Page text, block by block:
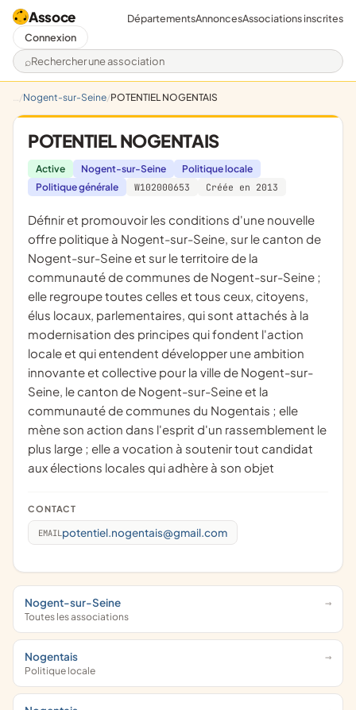
Assoce
Rechercher une association
DépartementsAnnoncesAssociations inscrites
Connexion
Nogent-sur-Seine POTENTIEL NOGENTAIS
POTENTIEL NOGENTAIS
Active Nogent-sur-Seine
Politique locale
Politique générale
W102000653 Créée en 2013
définir et promouvoir les conditions d'une nouvelle
offre politique à Nogent-sur-Seine, sur le canton de
Nogent-sur-Seine et sur le territoire de la
communauté de communes de Nogent-sur-Seine ;
elle regroupe toutes celles et tous ceux, citoyens,
élus locaux, parlementaires, qui sont attachés à la
modernisation des principes qui fondent l'action
locale et qui entendent développer une ambition
innovante et collective pour la ville de Nogent-sur-
Seine, le canton de Nogent-sur-Seine et la
communauté de communes du Nogentais ; elle
mène son action dans l'esprit d'un rassemblement le
plus large ; elle a vocation à soutenir tout candidat
aux élections locales qui adhère à son objet
CONTACT
EMAIL potentiel.nogentais@gmail.com
Nogent-sur-Seine
Toutes les associations
Nogentais
Politique locale